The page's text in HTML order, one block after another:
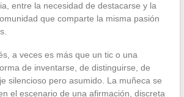
entre la necesidad de destacarse y la
que comparte la misma pasión
a veces es más que un tic o una
de inventarse, de distinguirse, de
silencioso pero asumido. La muñeca se
el escenario de una afirmación, discreta